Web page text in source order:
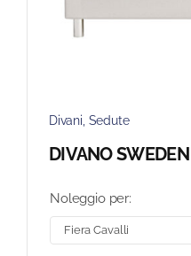
Divani, Sedute
DIVANO SWEDEN
Noleggio per: